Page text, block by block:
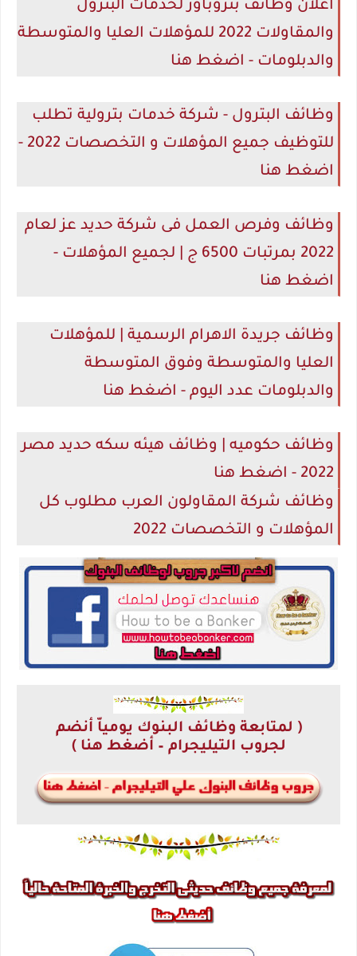
اعلان وظائف بتروباور لخدمات البترول
والمقاولات 2022 للمؤهلات العليا والمتوسطة
والدبلومات - اضغط هنا
وظائف البترول - شركة خدمات بترولية تطلب
للتوظيف جميع المؤهلات و التخصصات 2022 -
اضغط هنا
وظائف وفرص العمل فى شركة حديد عز لعام
2022 بمرتبات 6500 ج | لجميع المؤهلات -
اضغط هنا
وظائف جريدة الاهرام الرسمية | للمؤهلات
العليا والمتوسطة وفوق المتوسطة
والدبلومات عدد اليوم - اضغط هنا
وظائف حكوميه | وظائف هيئه سكه حديد مصر
2022 - اضغط هنا
وظائف شركة المقاولون العرب مطلوب كل
المؤهلات و التخصصات 2022
( لمتابعة وظائف البنوك يومياّ أنضم
لجروب التيليجرام – أضغط هنا )